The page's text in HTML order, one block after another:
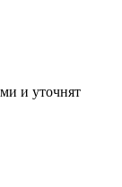
и уточнят